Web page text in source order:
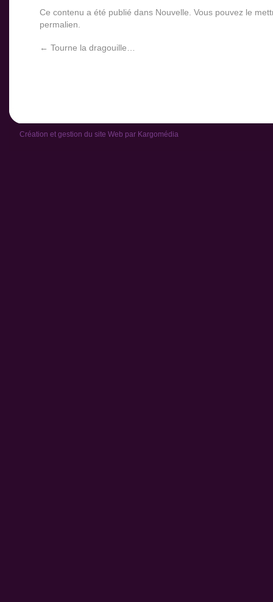
Ce contenu a été publié dans Nouvelle . Vous pouvez le
permalien
← Tourne la dragouille…
Création et gestion du site Web par Kargomédia